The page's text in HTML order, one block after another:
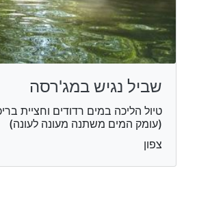
שביל נגיש במג'רסה
טיול הליכה במים רדודים וחציית
(עומק המים משתנה מעונה לעונה)
צפון